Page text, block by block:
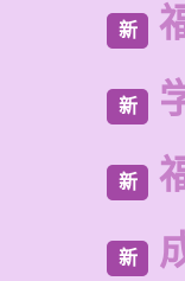
新
新
新
新